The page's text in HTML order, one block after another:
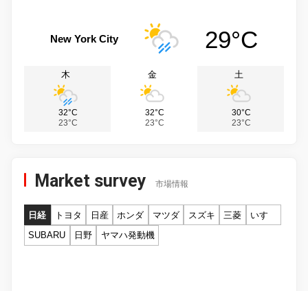
New York City 29°C
木
32°C
23°C
金
32°C
23°C
土
30°C
23°C
Market survey 市場情報
日経 トヨタ 日産 ホンダ マツダ スズキ 三菱
いすゞ
SUBARU
日野 ヤマハ発動機